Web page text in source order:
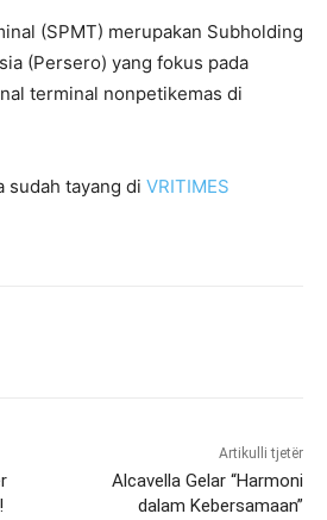
(SPMT) merupakan Subholding
(Persero) yang fokus pada
terminal nonpetikemas di
sudah tayang di VRITIMES
Artikulli tjetër
Alcavella Gelar “Harmoni
dalam Kebersamaan”